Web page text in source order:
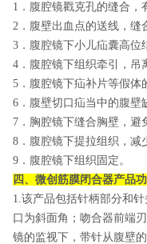
1．腹腔镜戳克孔的缝合，
2．腹壁出血点的送线，缝
3．腹腔镜下小儿疝囊高位
4．腹腔镜下组织牵引，吊
5．腹腔镜下疝补片等假体
6．腹壁切口疝当中的腹壁
7．胸腔镜下缝合胸壁，避
8．腹腔镜下提拉组织，减
9．腹腔镜下组织固定。
四、微创筋膜闭合器产品
1.该产品包括针柄部分和
口为斜面角；吻合器前端
镜的监视下，带针从腹壁